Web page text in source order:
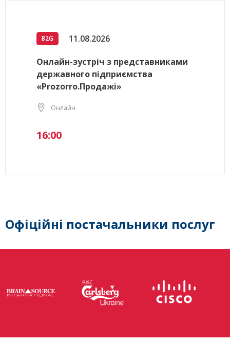
B2G 11.08.2026
Онлайн-зустріч з представниками
державного підприємства
«Prozorro.Продажі»
Онлайн
16:00
Офіційні постачальники послуг